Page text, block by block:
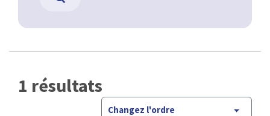
1 résultats
Changez l'ordre